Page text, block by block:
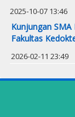
2025-10-07 13:46
Kunjungan
Fakultas
2026-02-11 23:49